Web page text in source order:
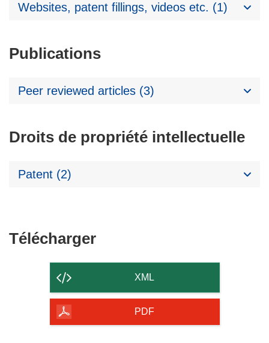
Websites, patent fillings, videos etc. (1)
Publications
Peer reviewed articles (3)
Droits de propriété intellectuelle
Patent (2)
TéléchargerTélécharger
contenu
de
page
XML
PDF